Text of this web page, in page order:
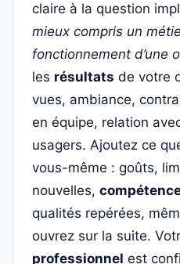
claire à la question
mieux compris un
fonctionnement d’une
les résultats de votre
vues, ambiance,
en équipe, relation
usagers. Ajoutez ce
vous-même : goûts,
nouvelles,
qualités repérées,
ouvrez sur la suite.
professionnel est